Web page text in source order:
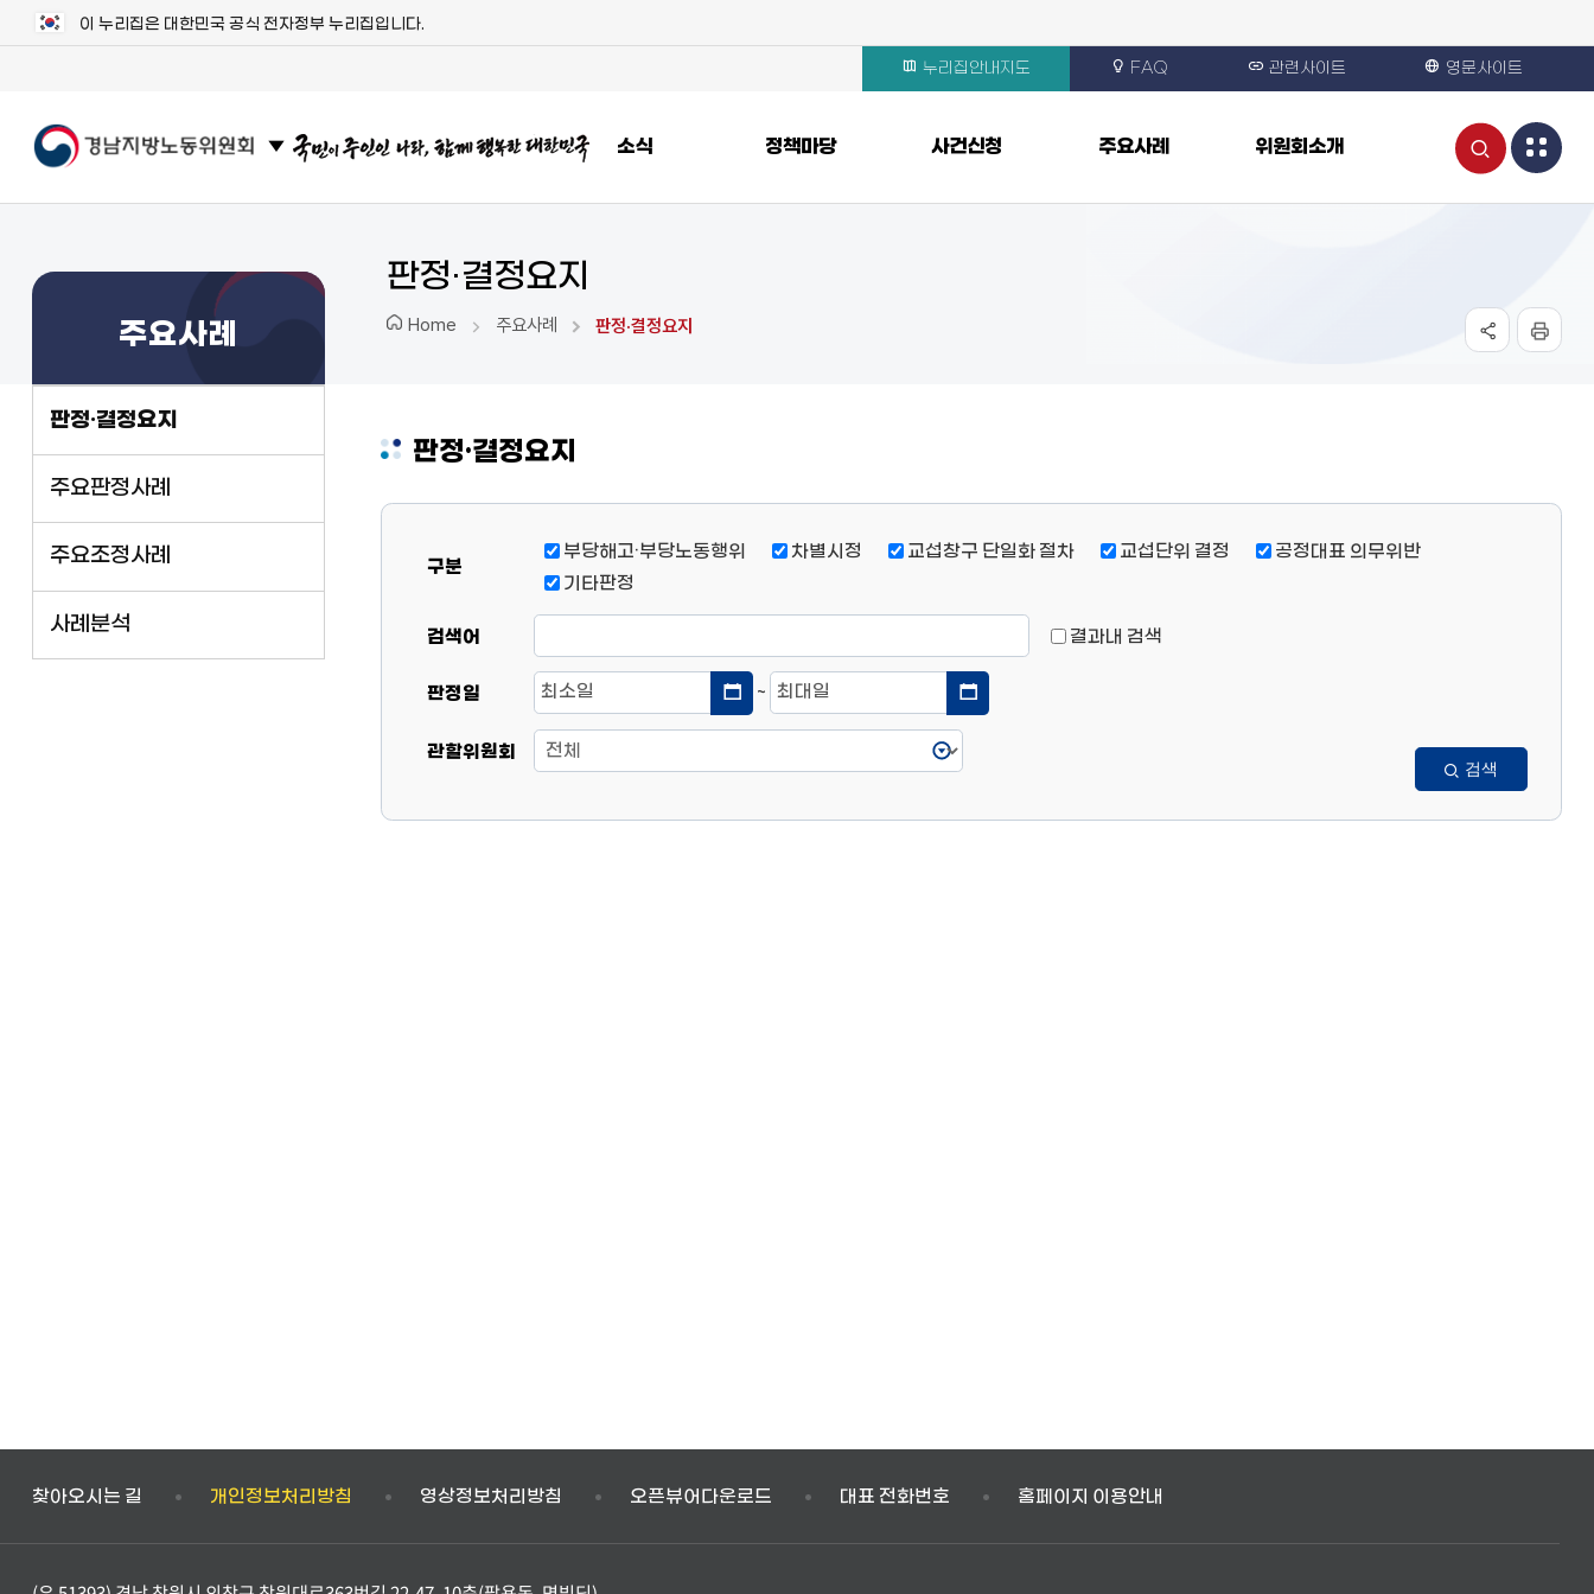
이 누리집은 대한민국 공식 전자정부 누리집입니다.
누리집안내지도 FAQ 관련사이트 영문사이트
관련 사이트 목록 보기 소식 정책마당 사건신청 주요사례 위원회소개
통
합
열
판정·결정요지
Home 주요사례 판정·결정요지
주요사례
판정·결정요지
주요판정사례
주요조정사례
사례분석
판정·결정요지
구분
부당해고·부당노동행위 차별시정 교섭창구 단일화 절차 교섭단위 결정
공정대표 의무위반
기타판정
검색어 결과내 검색
판정일 ~
관할위원회
검색
찾아오시는 길 개인정보처리방침 영상정보처리방침 오픈뷰어다운로드 대표 전화번호 홈페이지 이용안내